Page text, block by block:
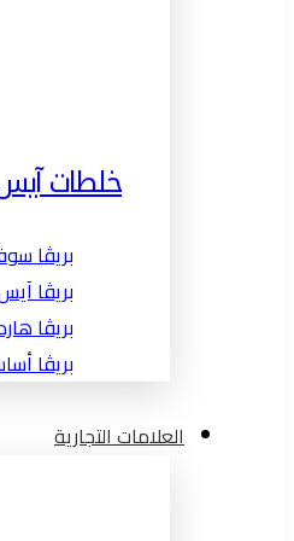
خلطات
بريڤا
بريڤا
بريڤا
بريڤا
العلامات التجارية